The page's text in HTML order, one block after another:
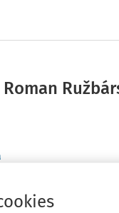
Roman